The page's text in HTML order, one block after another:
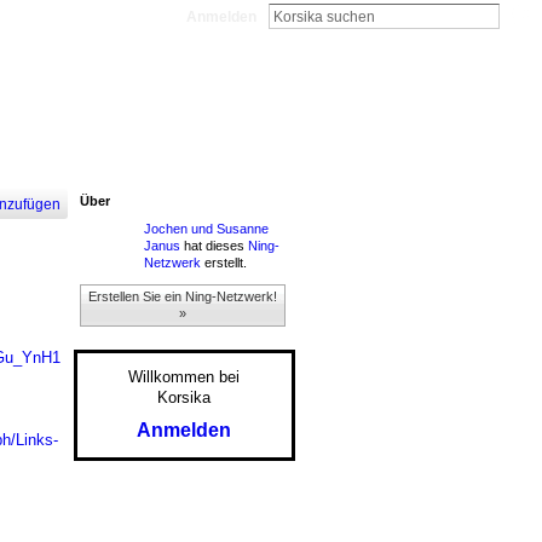
Links-
Über
Jochen und Susanne
Janus hat dieses Ning-
Netzwerk erstellt.
Erstellen Sie ein Ning-Netzwerk!
»
Willkommen bei
Korsika
Anmelden